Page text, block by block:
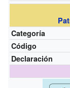
Categoría
Código
Declaración